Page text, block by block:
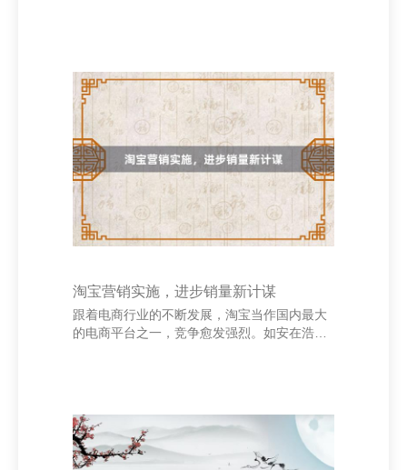
盛。”** 3. **“在我方身上克服这个期间。”** 4.
**“一个东说念主知说念我方为什么而活，就不
错哑忍任何一种生存。”** 5. **“那些杀不死我
的，终将使我更强盛。”** 螺杆泵-山东世盛精
密机械有限公司 6. **“我感到酸
淘宝营销实施，进步销量新计谋
跟着电商行业的不断发展，淘宝当作国内最大
的电商平台之一，竞争愈发强烈。如安在浩荡
同东谈主群制定个性化实施决策，提高升沉
率。其次，优化商品页面，包括标题、主图和
细目页，使其更具眩惑力和劝服力，增强用户